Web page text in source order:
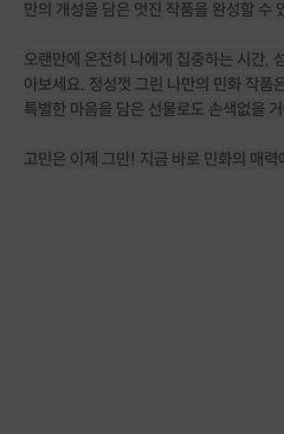
만의 개성을 담은 멋진 작품을 완성할 수
오랜만에 온전히 나에게 집중하는 시간,
아보세요. 정성껏 그린 나만의 민화 작품
특별한 마음을 담은 선물로도 손색없을
고민은 이제 그만! 지금 바로 민화의 매